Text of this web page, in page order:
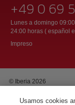
+49 0 69
Lunes a domingo
24:00 horas ( español
Impreso
© Iberia 2026
Usamos cookies